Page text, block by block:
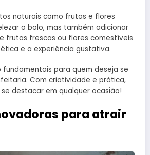
naturais como frutas e flores
o bolo, mas também adicionar
frutas frescas ou flores comestíveis
e a experiência gustativa.
fundamentais para quem deseja se
Com criatividade e prática,
destacar em qualquer ocasião!
para atrair